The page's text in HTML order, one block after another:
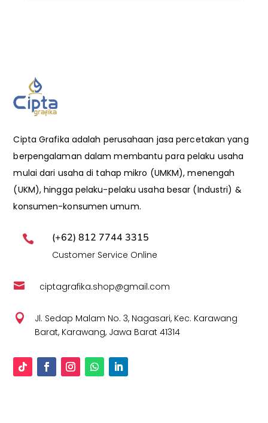
Cipta Grafika adalah perusahaan jasa percetakan yang
berpengalaman dalam membantu para pelaku usaha
mulai dari usaha di tahap mikro (UMKM), menengah
(UKM), hingga pelaku-pelaku usaha besar (Industri) &
konsumen-konsumen umum.
 (+62) 812 7744 3315
Customer Service Online
 ciptagrafika.shop@gmail.com

Jl. Sedap Malam No. 3, Nagasari, Kec. Karawang
Barat, Karawang, Jawa Barat 41314